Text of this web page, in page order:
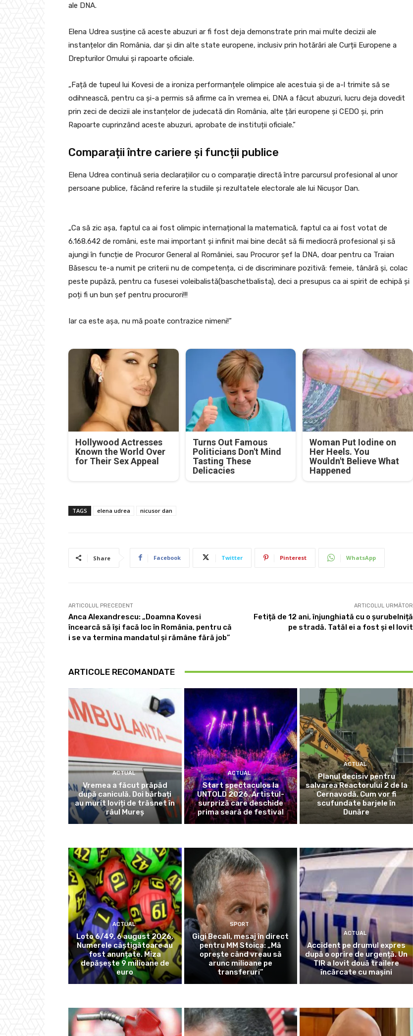
ale DNA.
Elena Udrea susține că aceste abuzuri ar fi fost deja demonstrate prin mai multe decizii ale
instanțelor din România, dar și din alte state europene, inclusiv prin hotărâri ale Curții Europene a
Drepturilor Omului și rapoarte oficiale.
„Față de tupeul lui Kovesi de a ironiza performanțele olimpice ale acestuia și de a-l trimite să se
odihnească, pentru ca și-a permis să afirme ca în vremea ei, DNA a făcut abuzuri, lucru deja dovedit
prin zeci de decizii ale instanțelor de judecată din România, alte țări europene și CEDO și, prin
Rapoarte cuprinzând aceste abuzuri, aprobate de instituții oficiale.”
Comparații între cariere și funcții publice
Elena Udrea continuă seria declarațiilor cu o comparație directă între parcursul profesional al unor
persoane publice, făcând referire la studiile și rezultatele electorale ale lui Nicușor Dan.
„Ca să zic așa, faptul ca ai fost olimpic internațional la matematică, faptul ca ai fost votat de
6.168.642 de români, este mai important și infinit mai bine decât să fii mediocră profesional și să
ajungi în funcție de Procuror General al României, sau Procuror șef la DNA, doar pentru ca Traian
Băsescu te-a numit pe criterii nu de competența, ci de discriminare pozitivă: femeie, tânără și, colac
peste pupăză, pentru ca fusesei voleibalistă(baschetbalista), deci a presupus ca ai spirit de echipă și
poți fi un bun șef pentru procurori!!!
Iar ca este așa, nu mă poate contrazice nimeni!”
Hollywood Actresses
Known the World Over
for Their Sex Appeal
Turns Out Famous
Politicians Don't Mind
Tasting These
Delicacies
Woman Put Iodine on
Her Heels. You
Wouldn't Believe What
Happened
TAGS elena udrea nicusor dan
Share Facebook Twitter Pinterest WhatsApp
ARTICOLUL PRECEDENT
Anca Alexandrescu: „Doamna Kovesi
încearcă să își facă loc în România, pentru că
i se va termina mandatul și rămâne fără job”
ARTICOLUL URMĂTOR
Fetiță de 12 ani, înjunghiată cu o șurubelniță
pe stradă. Tatăl ei a fost și el lovit
ARTICOLE RECOMANDATE
ACTUAL
Vremea a făcut prăpăd
după caniculă. Doi bărbați
au murit loviți de trăsnet în
râul Mureș
ACTUAL
Start spectaculos la
UNTOLD 2026. Artistul-
surpriză care deschide
prima seară de festival
ACTUAL
Planul decisiv pentru
salvarea Reactorului 2 de la
Cernavodă. Cum vor fi
scufundate barjele în
Dunăre
ACTUAL
Loto 6/49, 6 august 2026.
Numerele câștigătoare au
fost anunțate. Miza
depășește 9 milioane de
euro
SPORT
Gigi Becali, mesaj în direct
pentru MM Stoica: „Mă
oprește când vreau să
arunc milioane pe
transferuri”
ACTUAL
Accident pe drumul expres
după o oprire de urgență. Un
TIR a lovit două trailere
încărcate cu mașini